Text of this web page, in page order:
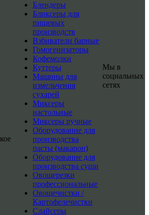
Блендеры
Бликсеры для
пищевых
производств
Взбиватели барные
Гомогенизаторы
Кофемолки
Куттеры
Машины для
измельчения
сухарей
Миксеры
настольные
Миксеры ручные
Оборудование для
производства
пасты (макарон)
Оборудование для
производства суши
Овощерезки
профессиональные
Овощечистки /
Картофелечистки
Слайсеры
Мы в
социальных
сетях